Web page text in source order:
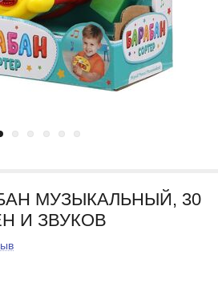
МУЗЫКАЛЬНЫЙ, 30
И ЗВУКОВ